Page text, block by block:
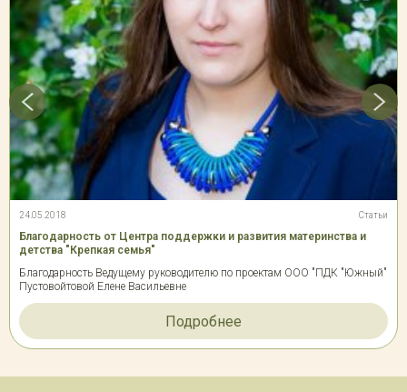
24.05.2018 Статьи
Благодарность от Центра поддержки и развития материнства и
детства "Крепкая семья"
Благодарность Ведущему руководителю по проектам ООО "ПДК "Южный"
Пустовойтовой Елене Васильевне
Подробнее